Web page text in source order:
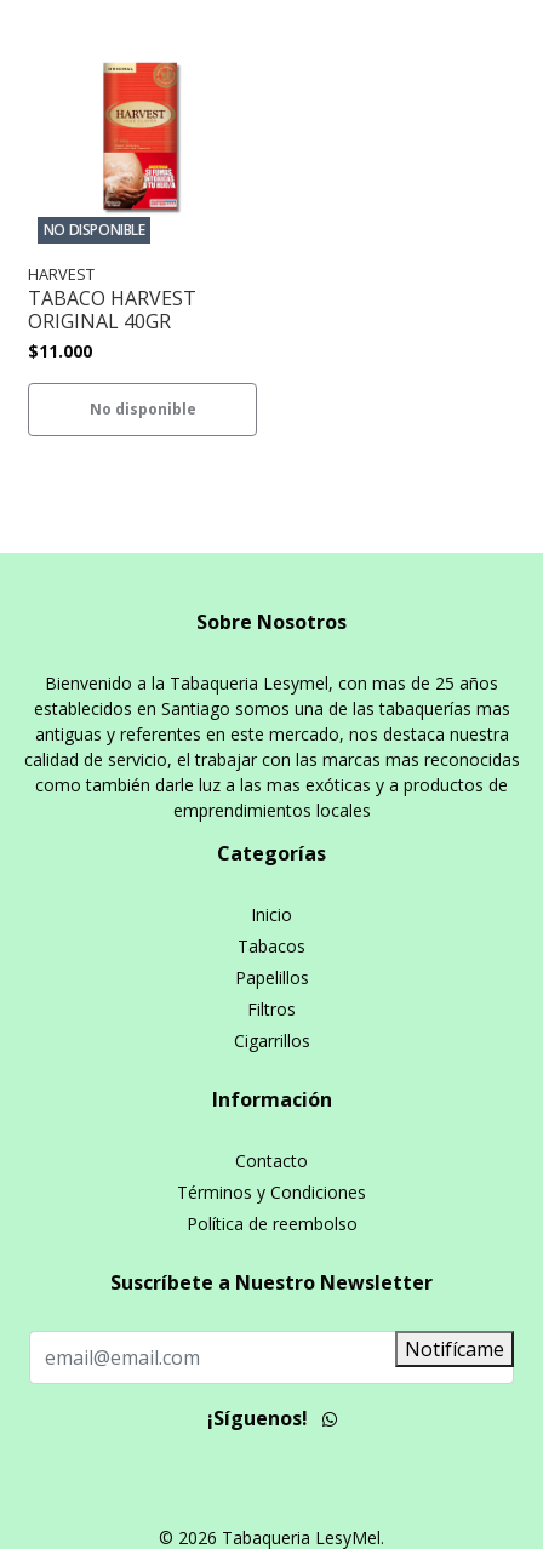
NO DISPONIBLE
HARVEST
TABACO HARVEST
ORIGINAL 40GR
$11.000
No disponible
Sobre Nosotros
Bienvenido a la Tabaqueria Lesymel, con mas de 25 años
establecidos en Santiago somos una de las tabaquerías mas
antiguas y referentes en este mercado, nos destaca nuestra
calidad de servicio, el trabajar con las marcas mas reconocidas
como también darle luz a las mas exóticas y a productos de
emprendimientos locales
Categorías
Inicio
Tabacos
Papelillos
Filtros
Cigarrillos
Información
Contacto
Términos y Condiciones
Política de reembolso
Suscríbete a Nuestro Newsletter
Notifícame
¡Síguenos!
© 2026 Tabaqueria LesyMel.